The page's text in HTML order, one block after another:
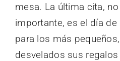
mesa. La última cita,
importante, es el día
para los más
desvelados sus